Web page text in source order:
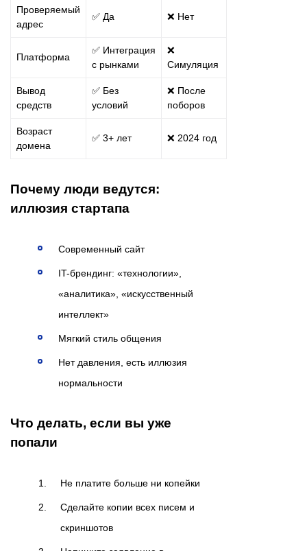
Проверяемый
адрес
✅ Да ❌ Нет
Платформа
✅ Интеграция
с рынками
❌
Симуляция
Вывод
средств
✅ Без
условий
❌ После
поборов
Возраст
домена
✅ 3+ лет ❌ 2024 год
Почему люди ведутся:
иллюзия стартапа
Современный сайт
IT-брендинг: «технологии»,
«аналитика», «искусственный
интеллект»
Мягкий стиль общения
Нет давления, есть иллюзия
нормальности
Что делать, если вы уже
попали
Не платите больше ни копейки
Сделайте копии всех писем и
скриншотов